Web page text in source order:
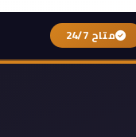
متاح 24/7